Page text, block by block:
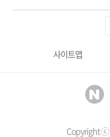
사이트맵
Copyright ⓒ